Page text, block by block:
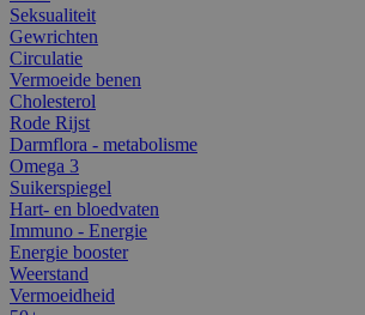
Seksualiteit
Gewrichten
Circulatie
Vermoeide benen
Cholesterol
Rode Rijst
Darmflora - metabolisme
Omega 3
Suikerspiegel
Hart- en bloedvaten
Immuno - Energie
Energie booster
Weerstand
Vermoeidheid